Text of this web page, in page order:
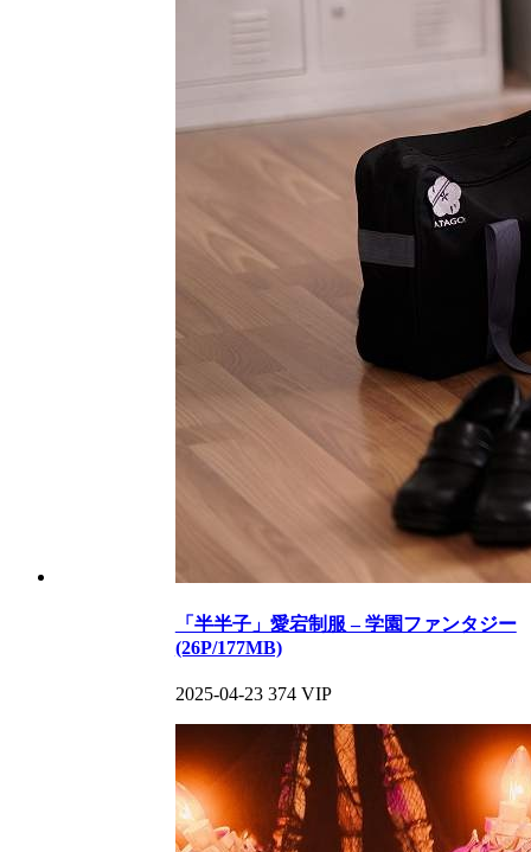
「半半子」愛宕制服 – 学園ファンタジー
(26P/177MB)
2025-04-23 374 VIP